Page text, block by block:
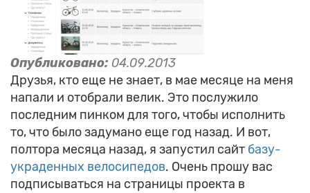
Опубликовано: 04.09.2013
Друзья, кто еще не знает, в мае месяце на меня
напали и отобрали велик. Это послужило
последним пинком для того, чтобы исполнить
то, что было задумано еще год назад. И вот,
полтора месяца назад, я запустил сайт базу-
украденных велосипедов. Очень прошу вас
подписываться на страницы проекта в